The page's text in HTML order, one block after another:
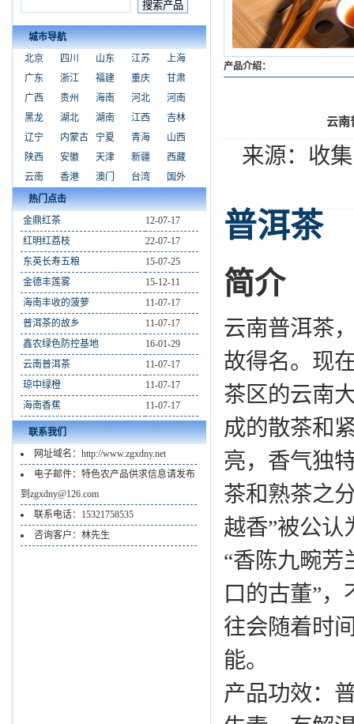
城市导航
北京
四川 山东 江苏
上海
广东
浙江 福建 重庆
甘肃
广西
贵州 海南 河北
河南
黑龙
湖北 湖南 江西
吉林
辽宁
内蒙古 宁夏 青海
山西
陕西
安徽 天津 新疆
西藏
云南
香港 澳门 台湾
国外
热门点击
金鼎红茶
12-07-17
红明红荔枝
22-07-17
东英长寿五粮
15-07-25
金德丰莲雾
15-12-11
海南丰收的菠萝
11-07-17
普洱茶的故乡
11-07-17
鑫农绿色防控基地
16-01-29
云南普洱茶
11-07-17
琼中绿橙
11-07-17
海南香蕉
11-07-17
联系我们
网址域名：http://www.zgxdny.net
电子邮件：特色农产品供求信息请发布
到zgxdny@126.com
联系电话：15321758535
咨询客户：林先生
产品介绍：
云南
来源：收
普洱茶
简介
云南普洱茶
故得名。现
茶区的云南
成的散茶和
亮，香气独
茶和熟茶之
越香”被公认
“香陈九畹芳
口的古董”
往会随着时
能。
产品功效：